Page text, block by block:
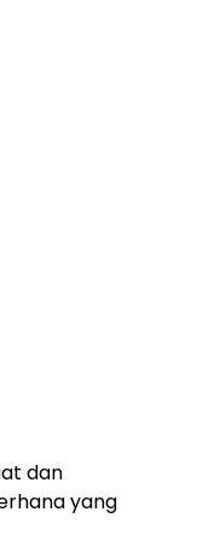
dan
yang